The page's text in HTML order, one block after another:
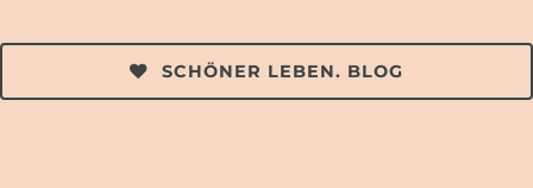
SCHÖNER LEBEN. BLOG